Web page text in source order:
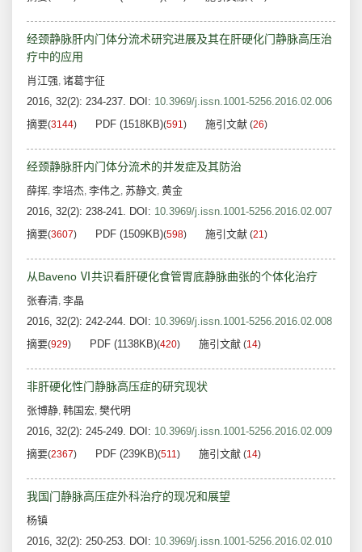
经颈静脉肝内门体分流术研究进展及其在肝硬化门静脉高压治
疗中的应用
肖江强, 诸葛宇征
2016, 32(2): 234-237. DOI: 10.3969/j.issn.1001-5256.2016.02.006
摘要(3144) PDF (1518KB)(591) 施引文献 (26)
经颈静脉肝内门体分流术的并发症及其防治
薛挥, 李培杰, 李伟之 , 苏静文, 黄金
2016, 32(2): 238-241. DOI: 10.3969/j.issn.1001-5256.2016.02.007
摘要(3607) PDF (1509KB)(598) 施引文献 (21)
从Baveno Ⅵ共识看肝硬化食管胃底静脉曲张的个体化治疗
张春清, 李晶
2016, 32(2): 242-244. DOI: 10.3969/j.issn.1001-5256.2016.02.008
摘要(929) PDF (1138KB)(420) 施引文献 (14)
非肝硬化性门静脉高压症的研究现状
张博静, 韩国宏, 樊代明
2016, 32(2): 245-249. DOI: 10.3969/j.issn.1001-5256.2016.02.009
摘要(2367) PDF (239KB)(511) 施引文献 (14)
我国门静脉高压症外科治疗的现况和展望
杨镇
2016, 32(2): 250-253. DOI: 10.3969/j.issn.1001-5256.2016.02.010